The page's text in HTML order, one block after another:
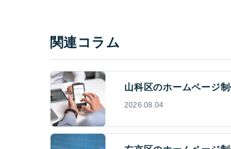
関連コラム
山科区のホームページ
2026.08.04